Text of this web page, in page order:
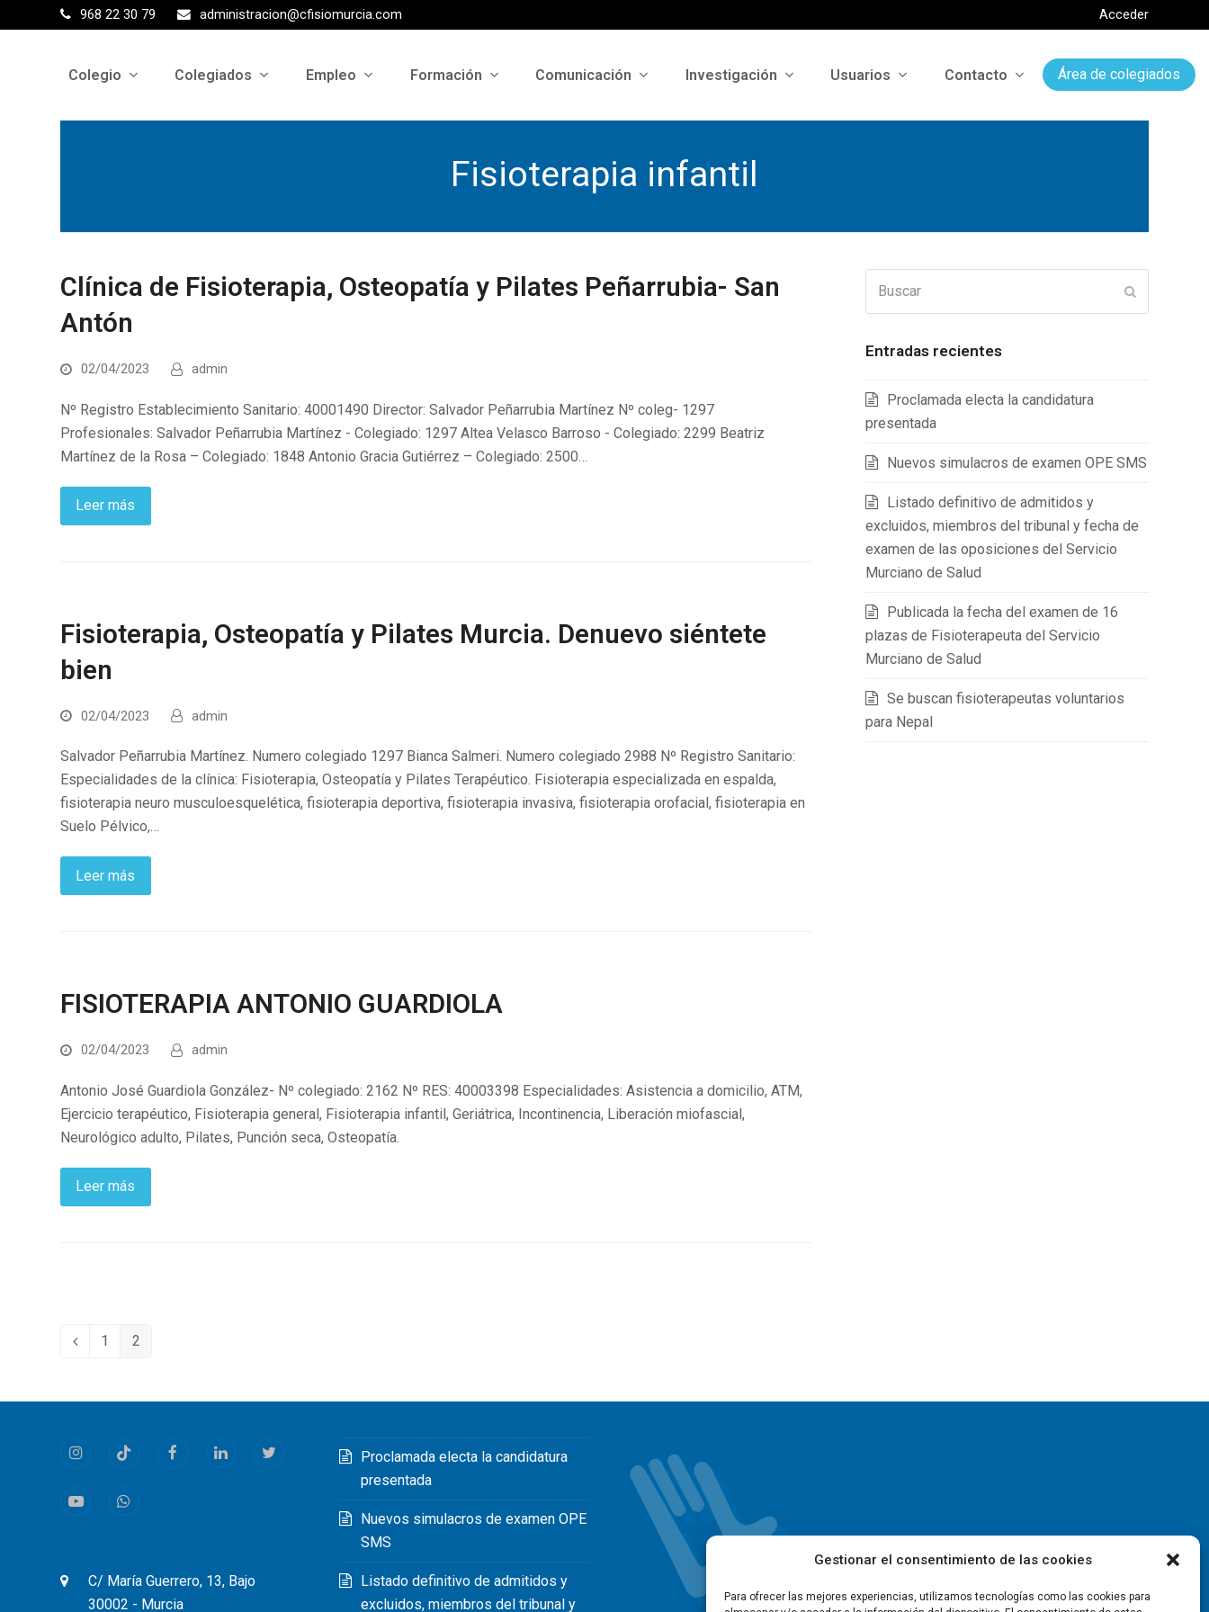
Gestionar el consentimiento de las cookies
Para ofrecer las mejores experiencias, utilizamos tecnologías como las cookies para
968 22 30 79 administracion@cfisiomurcia.com Acceder
Colegio Colegiados Empleo Formación Comunicación Investigación Usuarios Contacto Área de colegiados
Fisioterapia infantil
Clínica de Fisioterapia, Osteopatía y Pilates Peñarrubia- San
Antón
02/04/2023 admin
Nº Registro Establecimiento Sanitario: 40001490 Director: Salvador Peñarrubia Martínez Nº coleg- 1297
Profesionales: Salvador Peñarrubia Martínez - Colegiado: 1297 Altea Velasco Barroso - Colegiado: 2299 Beatriz
Martínez de la Rosa – Colegiado: 1848 Antonio Gracia Gutiérrez – Colegiado: 2500…
Leer más
Fisioterapia, Osteopatía y Pilates Murcia. Denuevo siéntete
bien
02/04/2023 admin
Salvador Peñarrubia Martínez. Numero colegiado 1297 Bianca Salmeri. Numero colegiado 2988 Nº Registro Sanitario:
Especialidades de la clínica: Fisioterapia, Osteopatía y Pilates Terapéutico. Fisioterapia especializada en espalda,
fisioterapia neuro musculoesquelética, fisioterapia deportiva, fisioterapia invasiva, fisioterapia orofacial, fisioterapia en
Suelo Pélvico,…
Leer más
FISIOTERAPIA ANTONIO GUARDIOLA
02/04/2023 admin
Antonio José Guardiola González- Nº colegiado: 2162 Nº RES: 40003398 Especialidades: Asistencia a domicilio, ATM,
Ejercicio terapéutico, Fisioterapia general, Fisioterapia infantil, Geriátrica, Incontinencia, Liberación miofascial,
Neurológico adulto, Pilates, Punción seca, Osteopatía.
Leer más
AnteriorPage
1 Page
2
Entradas recientes
Proclamada electa la candidatura
presentada
Nuevos simulacros de examen OPE SMS
Listado definitivo de admitidos y
excluidos, miembros del tribunal y fecha de
examen de las oposiciones del Servicio
Murciano de Salud
Publicada la fecha del examen de 16
plazas de Fisioterapeuta del Servicio
Murciano de Salud
Se buscan fisioterapeutas voluntarios
para Nepal
InstagramTiktok FacebookLinkedInTwitter
YoutubeWhatsapp
C/ María Guerrero, 13, Bajo
30002 - Murcia
Proclamada electa la candidatura
presentada
Nuevos simulacros de examen OPE
SMS
Listado definitivo de admitidos y
excluidos, miembros del tribunal y